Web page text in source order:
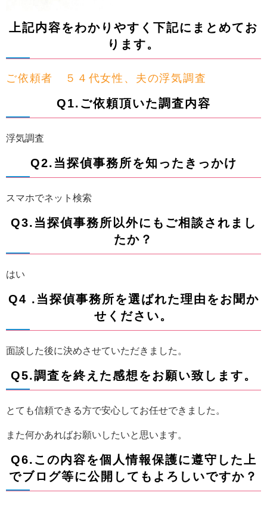
上記内容をわかりやすく下記にまとめてお
ります。
ご依頼者 ５４代女性、夫の浮気調査
Q1.ご依頼頂いた調査内容
浮気調査
Q2.当探偵事務所を知ったきっかけ
スマホでネット検索
Q3.当探偵事務所以外にもご相談されまし
たか？
はい
Q4 .当探偵事務所を選ばれた理由をお聞か
せください。
面談した後に決めさせていただきました。
Q5.調査を終えた感想をお願い致します。
とても信頼できる方で安心してお任せできました。
また何かあればお願いしたいと思います。
Q6.この内容を個人情報保護に遵守した上
でブログ等に公開してもよろしいですか？